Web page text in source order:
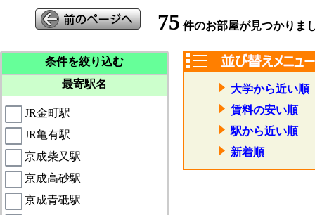
75 件のお部屋が見つかりま
条件を絞り込む
最寄駅名
JR金町駅
JR亀有駅
京成柴又駅
京成高砂駅
京成青砥駅
大学から近い順
賃料の安い順
駅から近い順
新着順